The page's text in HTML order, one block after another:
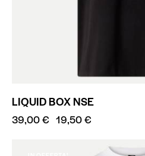
LIQUID BOX NSE
39,00€ 19,50€